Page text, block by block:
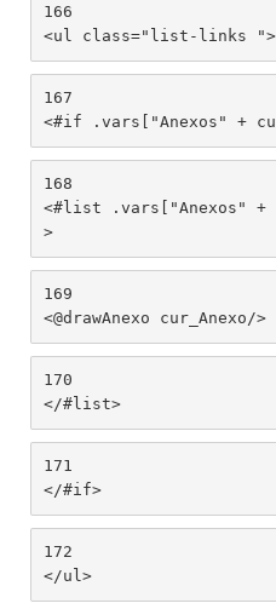
166
<ul class="list-links ">
167
<#if .vars["Anexos" +
168
<#list .vars["Anexos" +
>
169
<@drawAnexo cur_Anexo/>
170
</#list>
171
</#if>
172
</ul>